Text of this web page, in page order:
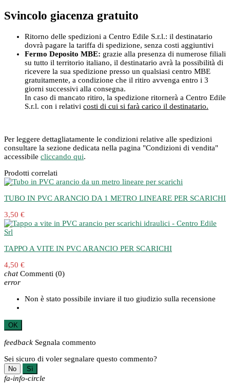
Svincolo giacenza gratuito
Ritorno delle spedizioni a Centro Edile S.r.l.: il destinatario
dovrà pagare la tariffa di spedizione, senza costi aggiuntivi
Fermo Deposito MBE: grazie alla presenza di numerose filiali
su tutto il territorio italiano, il destinatario avrà la possibilità di
ricevere la sua spedizione presso un qualsiasi centro MBE
gratuitamente, a condizione che il ritiro avvenga entro i 3
giorni successivi alla consegna.
In caso di mancato ritiro, la spedizione ritornerà a Centro Edile
S.r.l. con i relativi costi di cui si farà carico il destinatario.
Per leggere dettagliatamente le condizioni relative alle spedizioni
consultare la sezione dedicata nella pagina "Condizioni di vendita"
accessibile cliccando qui.
Prodotti correlati
TUBO IN PVC ARANCIO DA 1 METRO LINEARE PER SCARICHI
3,50 €
TAPPO A VITE IN PVC ARANCIO PER SCARICHI
4,50 €
chat Commenti (0)
error
Non è stato possibile inviare il tuo giudizio sulla recensione
OK
feedback Segnala commento
Sei sicuro di voler segnalare questo commento?
No Sì
fa-info-circle